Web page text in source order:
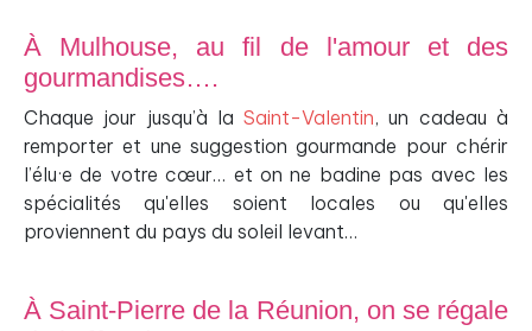
À Mulhouse, au fil de l'amour et des
gourmandises….
Chaque jour jusqu’à laSaint-Valentin, un cadeau à
remporter et une suggestion gourmande pour chérir
l’élu·e de votre cœur… et on ne badine pas avec les
spécialités qu'elles soient locales ou qu'elles
proviennent du pays du soleil levant…
À Saint-Pierre de la Réunion, on se régale